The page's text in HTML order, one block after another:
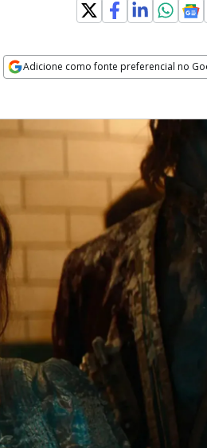
Adicione como fonte preferencial no